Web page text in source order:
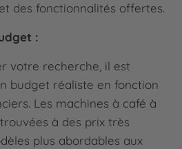
des fonctionnalités offertes.
:
votre recherche, il est
budget réaliste en fonction
Les machines à café à
à des prix très
plus abordables aux